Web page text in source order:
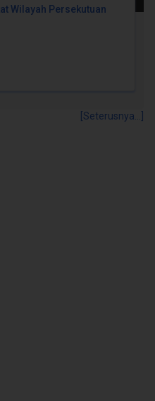
Wilayah Persekutuan
[Seterusnya...]